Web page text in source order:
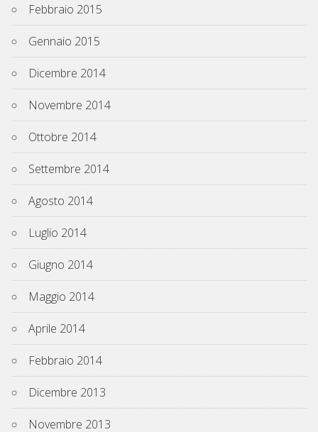
Febbraio 2015
Gennaio 2015
Dicembre 2014
Novembre 2014
Ottobre 2014
Settembre 2014
Agosto 2014
Luglio 2014
Giugno 2014
Maggio 2014
Aprile 2014
Febbraio 2014
Dicembre 2013
Novembre 2013